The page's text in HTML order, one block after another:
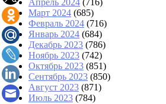
Апрель 2024 (716)
Март 2024 (685)
Февраль 2024 (716)
Январь 2024 (684)
Декабрь 2023 (786)
Ноябрь 2023 (742)
Октябрь 2023 (851)
Сентябрь 2023 (850)
Август 2023 (871)
Июль 2023 (784)